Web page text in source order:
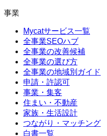
事業
Mycatサービス一覧
全事業SEOハブ
全事業の改善候補
全事業の選び方
全事業の地域別ガイド
申請・許認可
事業・集客
住まい・不動産
家族・生活設計
つながり・マッチング
白書一覧